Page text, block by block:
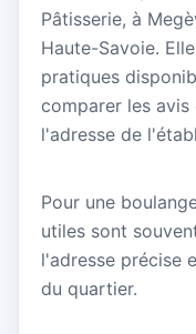
Pâtisserie, à
Haute-Savoie.
pratiques
comparer les
l'adresse de
Pour une
utiles sont
l'adresse précise
du quartier.